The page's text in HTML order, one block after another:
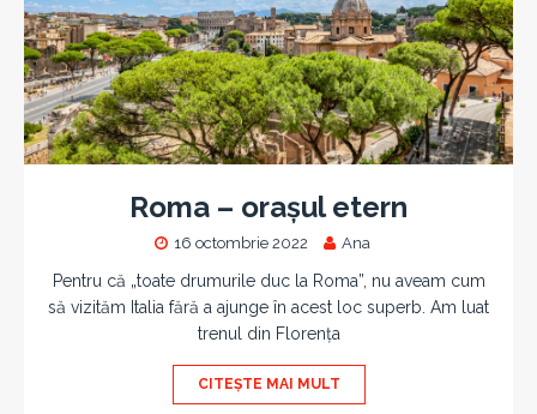
Roma – orașul etern
16 octombrie 2022 Ana
Pentru că „toate drumurile duc la Roma”, nu aveam cum
să vizităm Italia fără a ajunge în acest loc superb. Am luat
trenul din Florența
CITEȘTE MAI MULT